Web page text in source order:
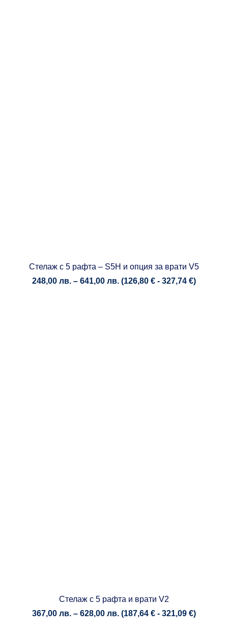
Стелаж с 5 рафта – S5H и опция за врати V5
248,00 лв. – 641,00 лв. Price
(126,80 € - 327,74 €)
Стелаж с 5 рафта и врати V2
367,00 лв. – 628,00 лв. Price
(187,64 € - 321,09 €)